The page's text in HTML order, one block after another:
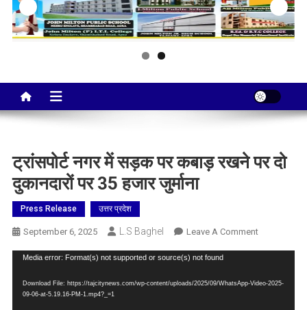
ट्रांसपोर्ट नगर में सड़क पर कबाड़ रखने पर दो
दुकानदारों पर 35 हजार जुर्माना
Press Release उत्तर प्रदेश
September 6, 2025 L.S Baghel Leave A CommentOn
में
Video
Media error: Format(s) not supported or source(s) not found
Download File: https://tajcitynews.com/wp-content/uploads/2025/09/WhatsApp-Video-2025-
09-06-at-5.19.16-PM-1.mp4?_=1